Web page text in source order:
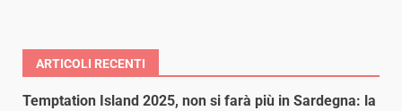
ARTICOLI RECENTI
Temptation Island 2025, non si farà più in Sardegna: la